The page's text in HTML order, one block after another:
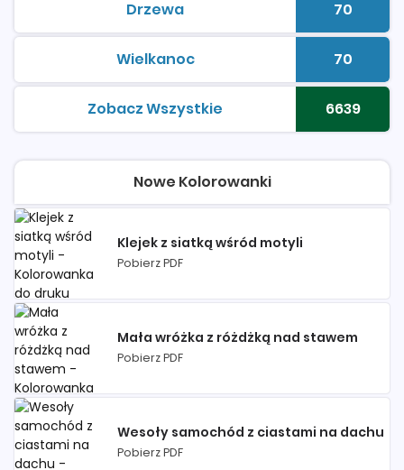
Drzewakolorowanki do druku Liczba
70
Wielkanockolorowanki do druku Liczba
70
Zobacz Wszystkiekolorowanki do druku Liczba
6639
Nowe Kolorowanki
Klejek z siatką wśród motyli
Pobierz PDF
Mała wróżka z różdżką nad stawem
Pobierz PDF
Wesoły samochód z ciastami na dachu
Pobierz PDF